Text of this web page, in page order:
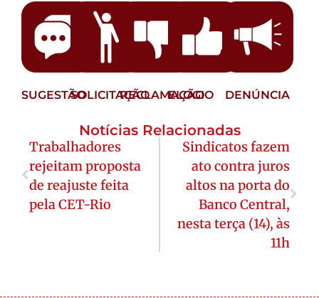
SUGESTÃOSOLICITAÇÃORECLAMAÇÃO
ELOGIO DENÚNCIA
Notícias Relacionadas
Trabalhadores
rejeitam proposta
de reajuste feita
pela CET-Rio
Sindicatos fazem
ato contra juros
altos na porta do
Banco Central,
nesta terça (14), às
11h